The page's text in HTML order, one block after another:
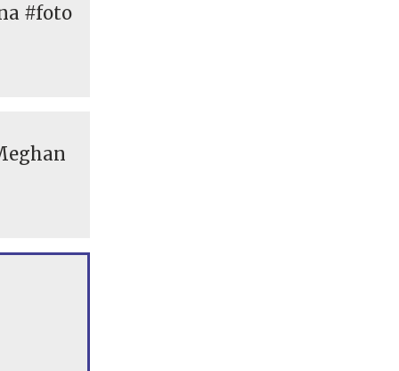
#foto